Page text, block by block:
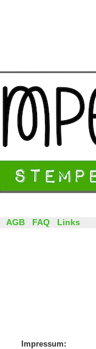
Impressum:
AGB FAQ Links